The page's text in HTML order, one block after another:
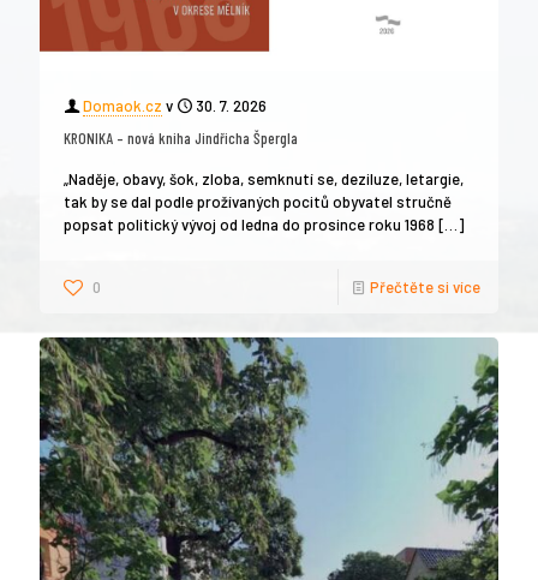
Domaok.cz v
30. 7. 2026
KRONIKA – nová kniha Jindřicha Špergla
„Naděje, obavy, šok, zloba, semknutí se, deziluze, letargie,
tak by se dal podle prožívaných pocitů obyvatel stručně
popsat politický vývoj od ledna do prosince roku 1968 […]
0 Přečtěte si více